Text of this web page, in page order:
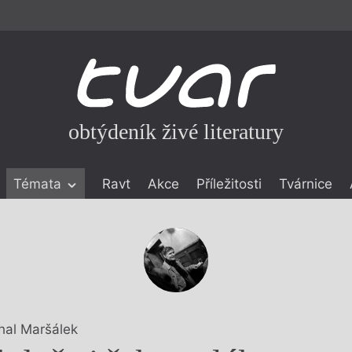
obtýdeník živé literatury
Témata Ravt Akce Příležitosti Tvárnice
Maršálek